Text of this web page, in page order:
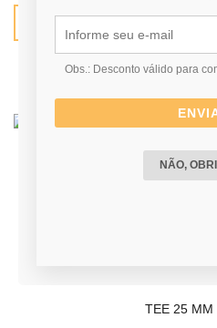
TEE 25 MM
Obs.: Desconto válido para
NÃO,